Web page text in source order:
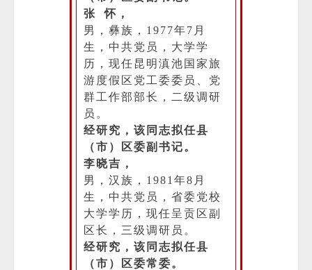
张 怀，
男，彝族，1977年7月
生，中共党员，大学学
历，现任昆明滇池国家旅
游度假区党工委委员、党
群工作部部长，二级调研
员。
经研究，该同志拟任县
（市）区委副书记。
李晓吉，
男，汉族，1981年8月
生，中共党员，省委党校
大学学历，现任呈贡区副
区长，三级调研员。
经研究，该同志拟任县
（市）区委常委。